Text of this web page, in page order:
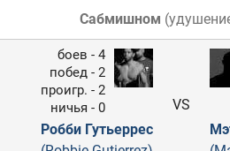
Сабмишном (
боев - 4
побед - 2
проигр. - 2
ничья - 0
Робби Гутьеррес
VS